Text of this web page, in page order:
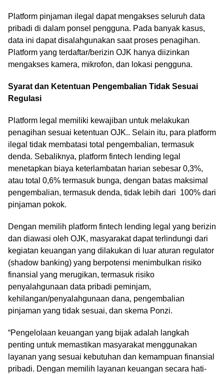
Platform pinjaman ilegal dapat mengakses seluruh data
pribadi di dalam ponsel pengguna. Pada banyak kasus,
data ini dapat disalahgunakan saat proses penagihan.
Platform yang terdaftar/berizin OJK hanya diizinkan
mengakses kamera, mikrofon, dan lokasi pengguna.
Syarat dan Ketentuan Pengembalian Tidak Sesuai
Regulasi
Platform legal memiliki kewajiban untuk melakukan
penagihan sesuai ketentuan OJK.. Selain itu, para platform
ilegal tidak membatasi total pengembalian, termasuk
denda. Sebaliknya, platform fintech lending legal
menetapkan biaya keterlambatan harian sebesar 0,3%,
atau total 0,6% termasuk bunga, dengan batas maksimal
pengembalian, termasuk denda, tidak lebih dari 100% dari
pinjaman pokok.
Dengan memilih platform fintech lending legal yang berizin
dan diawasi oleh OJK, masyarakat dapat terlindungi dari
kegiatan keuangan yang dilakukan di luar aturan regulator
(shadow banking) yang berpotensi menimbulkan risiko
finansial yang merugikan, termasuk risiko
penyalahgunaan data pribadi peminjam,
kehilangan/penyalahgunaan dana, pengembalian
pinjaman yang tidak sesuai, dan skema Ponzi.
“Pengelolaan keuangan yang bijak adalah langkah
penting untuk memastikan masyarakat menggunakan
layanan yang sesuai kebutuhan dan kemampuan finansial
pribadi. Dengan memilih layanan keuangan secara hati-